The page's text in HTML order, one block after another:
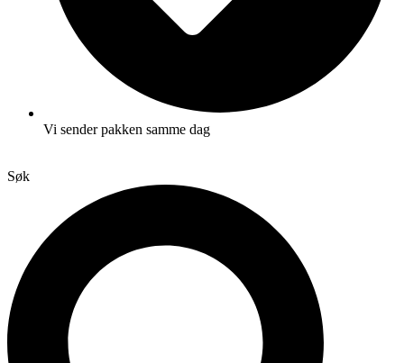
Vi sender pakken samme dag
Søk